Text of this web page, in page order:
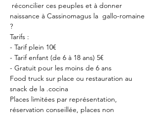
réconcilier ces peuples et à donner
naissance à Cassinomagus la  gallo-romaine
?
Tarifs :
- Tarif plein 10€
- Tarif enfant (de 6 à 18 ans) 5€
- Gratuit pour les moins de 6 ans
Food truck sur place ou restauration au
snack de la .cocina
Places limitées par représentation,
réservation conseillée, places non